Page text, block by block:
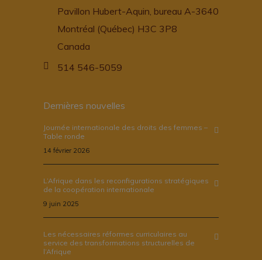
Pavillon Hubert-Aquin, bureau A-3640
Montréal (Québec) H3C 3P8
Canada
514 546-5059
Dernières nouvelles
Journée internationale des droits des femmes –
Table ronde
14 février 2026
L’Afrique dans les reconfigurations stratégiques
de la coopération internationale
9 juin 2025
Les nécessaires réformes curriculaires au
service des transformations structurelles de
l’Afrique